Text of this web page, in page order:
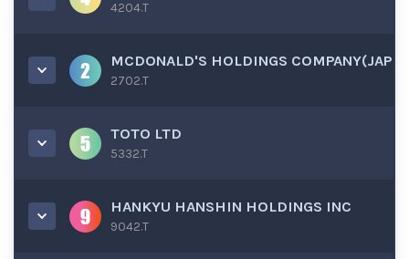
4204.T
MCDONALD'S HOLDINGS COMPANY(JAP
2702.T
TOTO LTD
5332.T
HANKYU HANSHIN HOLDINGS INC
9042.T